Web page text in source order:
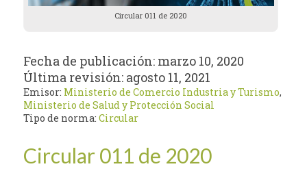
Circular 011 de 2020
Fecha de publicación: marzo 10, 2020
Última revisión: agosto 11, 2021
Emisor: Ministerio de Comercio Industria y Turismo,
Ministerio de Salud y Protección Social
Tipo de norma:Circular
Circular 011 de 2020